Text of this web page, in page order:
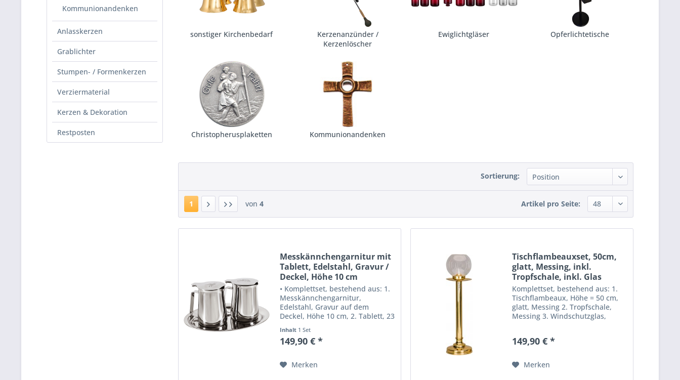
Kommunionandenken
Anlasskerzen
Grablichter
Stumpen- / Formenkerzen
Verziermaterial
Kerzen & Dekoration
Restposten
sonstiger Kirchenbedarf
Kerzenanzünder /
Kerzenlöscher
Ewiglichtgläser Opferlichtetische
Christopherusplaketten Kommunionandenken
Sortierung:
1 von 4 Artikel pro Seite:
Messkännchengarnitur mit
Tablett, Edelstahl, Gravur /
Deckel, Höhe 10 cm
• Komplettset, bestehend aus: 1.
Messkännchengarnitur,
Edelstahl, Gravur auf dem
Deckel, Höhe 10 cm, 2. Tablett, 23
Ausführung. Hergestellt in
Deutschland.
Inhalt 1 Set
149,90 € *
Merken
Tischflambeauxset, 50cm,
glatt, Messing, inkl.
Tropfschale, inkl. Glas
Komplettset, bestehend aus: 1.
Tischflambeaux, Höhe = 50 cm,
glatt, Messing 2. Tropfschale,
Messing 3. Windschutzglas,
Ausführung -Made in Germany
149,90 € *
Merken